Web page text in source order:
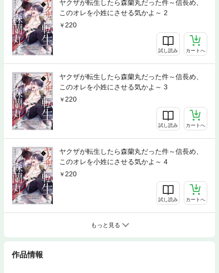
ヤクザが転生したら森蘭丸だった件～信長め、
このオレを小姓にさせる気かよ～ 2
220
試し読み カートへ
ヤクザが転生したら森蘭丸だった件～信長め、
このオレを小姓にさせる気かよ～ 3
220
試し読み カートへ
ヤクザが転生したら森蘭丸だった件～信長め、
このオレを小姓にさせる気かよ～ 4
220
試し読み カートへ
もっと見る
作品情報